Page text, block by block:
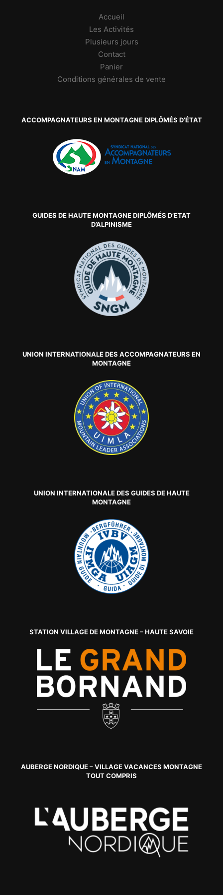
Accueil
Les Activités
Plusieurs jours
Contact
Panier
Conditions générales de vente
ACCOMPAGNATEURS EN MONTAGNE DIPLÔMÉS D’ÉTAT
GUIDES DE HAUTE MONTAGNE DIPLÔMÉS D’ETAT
D’ALPINISME
UNION INTERNATIONALE DES ACCOMPAGNATEURS EN
MONTAGNE
UNION INTERNATIONALE DES GUIDES DE HAUTE
MONTAGNE
STATION VILLAGE DE MONTAGNE – HAUTE SAVOIE
AUBERGE NORDIQUE – VILLAGE VACANCES MONTAGNE
TOUT COMPRIS